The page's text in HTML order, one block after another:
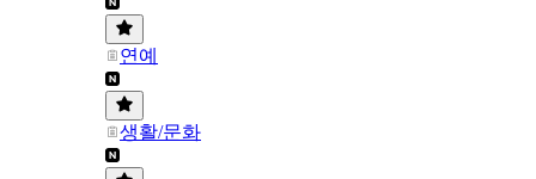
연예
생활/문화